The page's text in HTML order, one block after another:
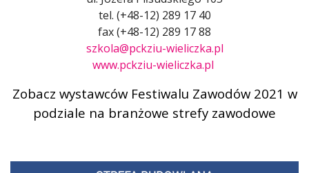
tel. (+48-12) 289 17 40
fax (+48-12) 289 17 88
szkola@pckziu-wieliczka.pl
www.pckziu-wieliczka.pl
Zobacz wystawców Festiwalu Zawodów 2021 w
podziale na branżowe strefy zawodowe